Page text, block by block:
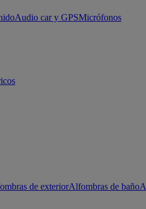
Audio car y GPSMicrófonos
de exteriorAlfombras de baño